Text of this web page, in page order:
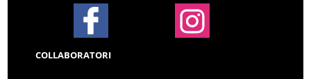
COLLABORATORI